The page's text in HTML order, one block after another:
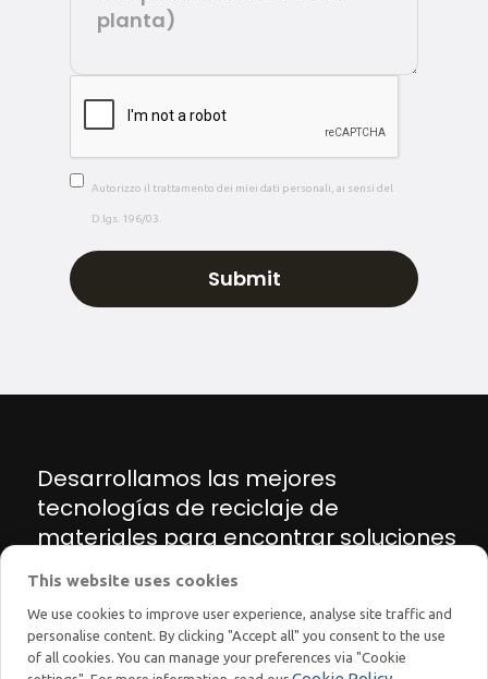
Autorizzo il trattamento dei miei dati personali, ai sensi del
D.lgs. 196/03.
Desarrollamos las mejores
tecnologías de reciclaje de
materiales para encontrar soluciones
innovadoras para la transición
energética y ecológica
This website uses cookies
We use cookies to improve user experience, analyse site traffic and
personalise content. By clicking "Accept all" you consent to the use
of all cookies. You can manage your preferences via "Cookie